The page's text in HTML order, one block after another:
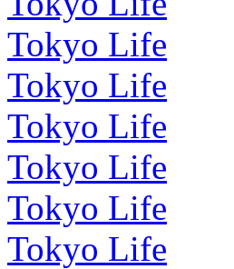
Tokyo Life
Tokyo Life
Tokyo Life
Tokyo Life
Tokyo Life
Tokyo Life